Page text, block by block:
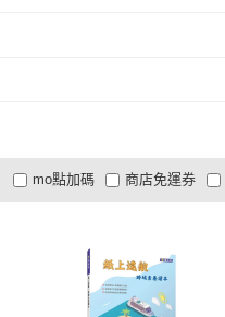
mo點加碼
大家電安心配
大家電快配
商店免運券
及以上